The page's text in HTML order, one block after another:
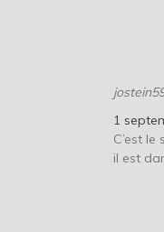
1
C’est le
il est